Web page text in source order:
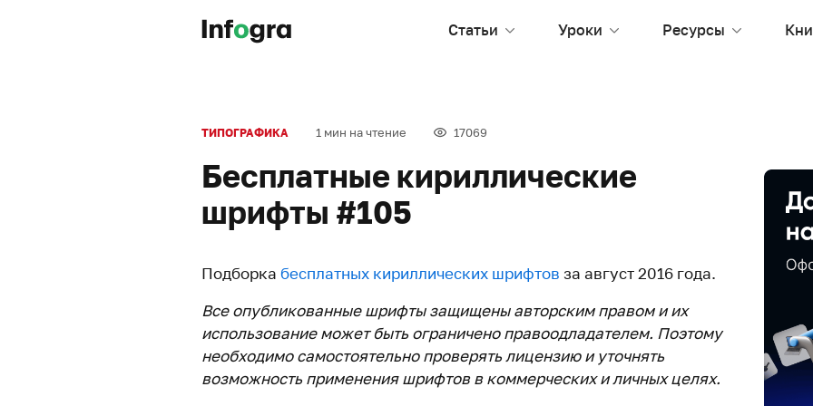
Статьи Уроки Ресурсы
ТИПОГРАФИКА 1 мин на чтение 17069
Бесплатные кириллические
шрифты #105
Подборка бесплатных кириллических шрифтов за август 2016 года.
Все опубликованные шрифты защищены авторским правом и их
использование может быть ограничено правоодладателем. Поэтому
необходимо самостоятельно проверять лицензию и уточнять
возможность применения шрифтов в коммерческих и личных целях.